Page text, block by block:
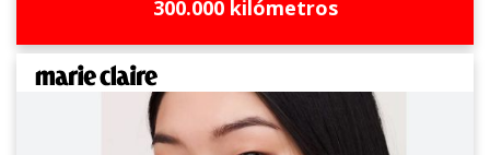
300.000 kilómetros